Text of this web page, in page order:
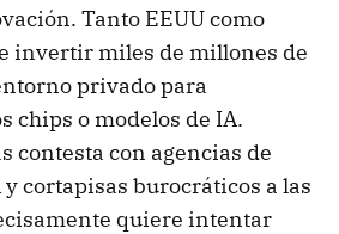
Tanto EEUU como
invertir miles de millones de
privado para
chips o modelos de IA.
contesta con agencias de
cortapisas burocráticos a las
quiere intentar